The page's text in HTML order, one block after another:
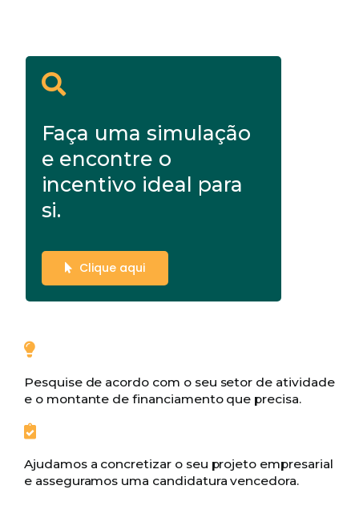
Faça uma simulação
e encontre o
incentivo ideal para
si.
Clique aqui
Pesquise de acordo com o seu setor de atividade
e o montante de financiamento que precisa.
Ajudamos a concretizar o seu projeto empresarial
e asseguramos uma candidatura vencedora.